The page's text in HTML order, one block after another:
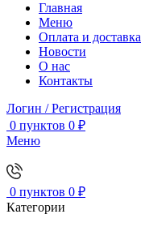
Главная
Меню
Оплата и доставка
Новости
О нас
Контакты
Логин / Регистрация
0 пунктов 0 ₽
Меню
0 пунктов 0 ₽
Категории